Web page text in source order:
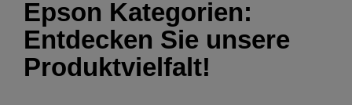
Epson Kategorien:
Entdecken Sie unsere
Produktvielfalt!